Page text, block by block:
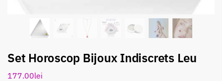
Set Horoscop Bijoux Indiscrets Leu
177.00lei